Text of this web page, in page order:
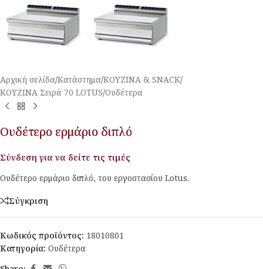
Αρχική σελίδα/Κατάστημα/ΚΟΥΖΙΝΑ & SNACK/
ΚΟΥΖΙΝΑ Σειρά 70 LOTUS/Ουδέτερα
Ουδέτερο ερμάριο διπλό
Σύνδεση για να δείτε τις τιμές
Ουδέτερο ερμάριο διπλό, του εργοστασίου Lotus.
Σύγκριση
Κωδικός προϊόντος: 18010801
Κατηγορία: Ουδέτερα